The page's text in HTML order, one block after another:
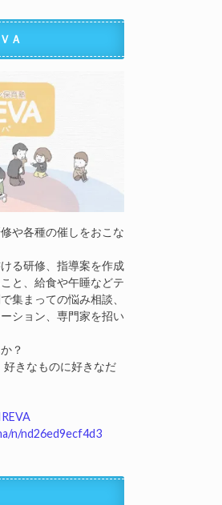
Ａ
や各種の催しをおこな
る研修、指導案を作成
と、給食や午睡などテ
集まっての悩み相談、
ション、専門家を招い
？
好きなものに好きなだ
n/nd26ed9ecf4d3